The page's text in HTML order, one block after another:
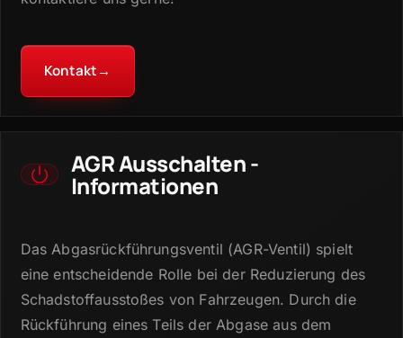
Kontakt→
AGR Ausschalten -
Informationen
Das Abgasrückführungsventil (AGR-Ventil) spielt
eine entscheidende Rolle bei der Reduzierung des
Schadstoffausstoßes von Fahrzeugen. Durch die
Rückführung eines Teils der Abgase aus dem